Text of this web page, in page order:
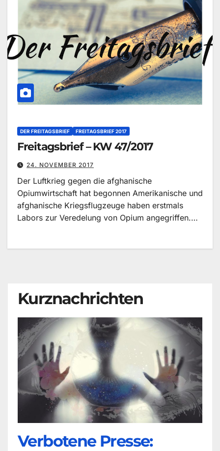
DER FREITAGSBRIEF FREITAGSBRIEF 2017
Freitagsbrief – KW 47/2017
24. NOVEMBER 2017
Der Luftkrieg gegen die afghanische
Opiumwirtschaft hat begonnen Amerikanische und
afghanische Kriegsflugzeuge haben erstmals
Labors zur Veredelung von Opium angegriffen.…
Kurznachrichten
Verbotene Presse: